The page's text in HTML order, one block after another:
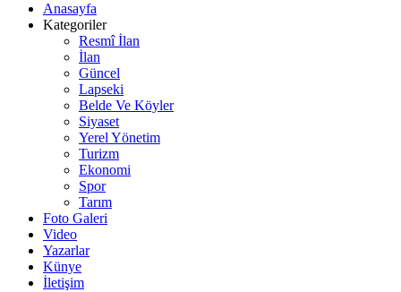
Anasayfa
Kategoriler
Resmî İlan
İlan
Güncel
Lapseki
Belde Ve Köyler
Siyaset
Yerel Yönetim
Turizm
Ekonomi
Spor
Tarım
Foto Galeri
Video
Yazarlar
Künye
İletişim